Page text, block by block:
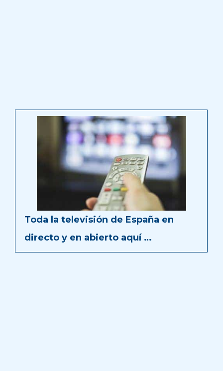
Toda la televisión de España en
directo y en abierto aquí …